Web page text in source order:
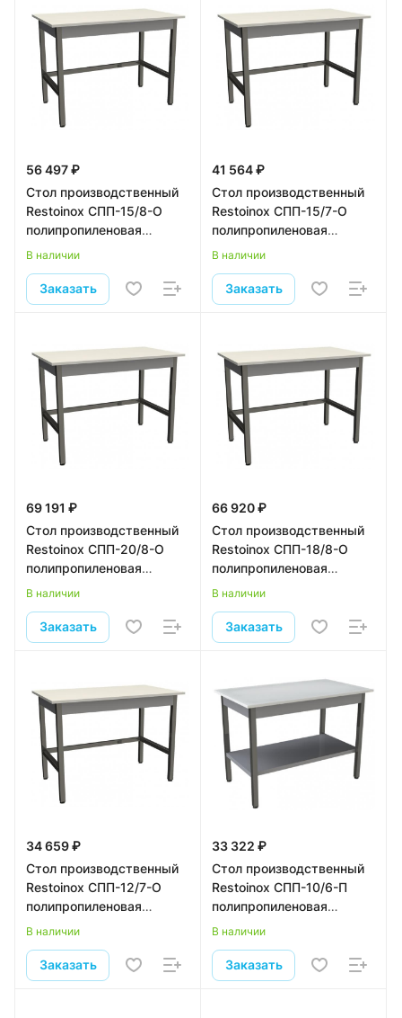
56 497 ₽
Стол производственный
Restoinox СПП-15/8-О
полипропиленовая
столешница
В наличии
Заказать
41 564 ₽
Стол производственный
Restoinox СПП-15/7-О
полипропиленовая
столешница
В наличии
Заказать
69 191 ₽
Стол производственный
Restoinox СПП-20/8-О
полипропиленовая
столешница
В наличии
Заказать
66 920 ₽
Стол производственный
Restoinox СПП-18/8-О
полипропиленовая
столешница
В наличии
Заказать
34 659 ₽
Стол производственный
Restoinox СПП-12/7-О
полипропиленовая
столешница
В наличии
Заказать
33 322 ₽
Стол производственный
Restoinox СПП-10/6-П
полипропиленовая
столешница
В наличии
Заказать